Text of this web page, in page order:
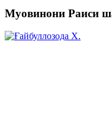
Муовинони Раиси